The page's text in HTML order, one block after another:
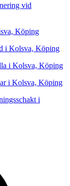
vid
Köping
i Kolsva, Köping
i Kolsva, Köping
i Kolsva, Köping
i